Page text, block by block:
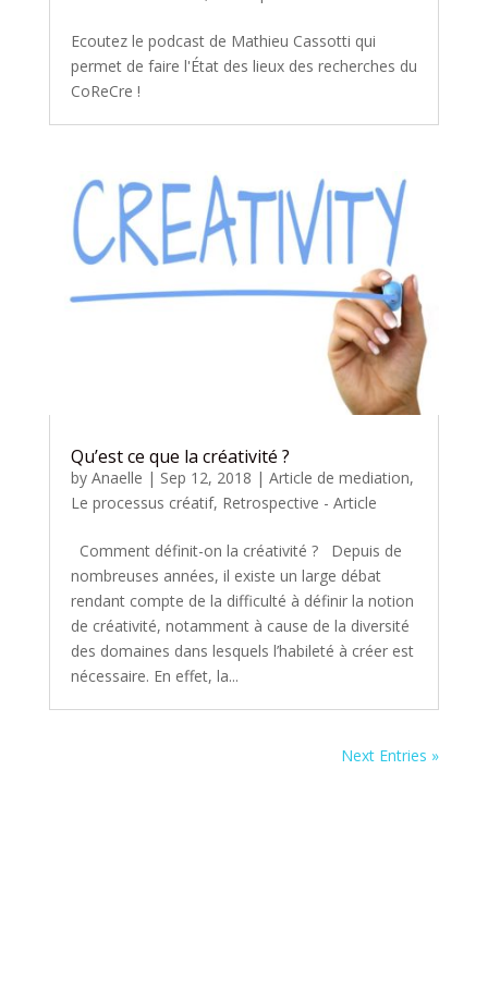
Ecoutez le podcast de Mathieu Cassotti qui
permet de faire l'État des lieux des recherches du
CoReCre !
Qu’est ce que la créativité ?
by Anaelle | Sep 12, 2018 | Article de mediation,
Le processus créatif, Retrospective - Article
Comment définit-on la créativité ? Depuis de
nombreuses années, il existe un large débat
rendant compte de la difficulté à définir la notion
de créativité, notamment à cause de la diversité
des domaines dans lesquels l’habileté à créer est
nécessaire. En effet, la...
Next Entries »